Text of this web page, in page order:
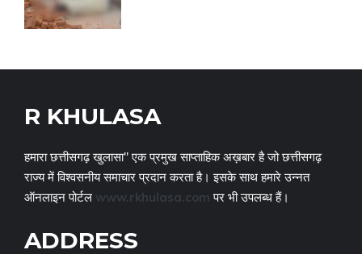
R KHULASA
हमारा छत्तीसगढ़ खुलासा" एक प्रमुख साप्ताहिक अख़बार है जो छत्तीसगढ़
राज्य में विश्वसनीय समाचार प्रदान करता है। इसके साथ हमारे उन्नत
ऑनलाइन पोर्टल www.rkhulasa.com पर भी उपलब्ध हैं।
ADDRESS